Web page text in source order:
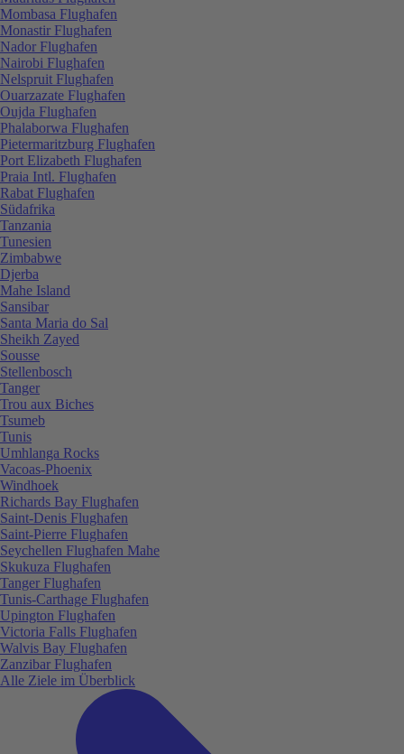
Mombasa Flughafen
Monastir Flughafen
Nador Flughafen
Nairobi Flughafen
Nelspruit Flughafen
Ouarzazate Flughafen
Oujda Flughafen
Phalaborwa Flughafen
Pietermaritzburg Flughafen
Port Elizabeth Flughafen
Praia Intl. Flughafen
Rabat Flughafen
Südafrika
Tanzania
Tunesien
Zimbabwe
Djerba
Mahe Island
Sansibar
Santa Maria do Sal
Sheikh Zayed
Sousse
Stellenbosch
Tanger
Trou aux Biches
Tsumeb
Tunis
Umhlanga Rocks
Vacoas-Phoenix
Windhoek
Richards Bay Flughafen
Saint-Denis Flughafen
Saint-Pierre Flughafen
Seychellen Flughafen Mahe
Skukuza Flughafen
Tanger Flughafen
Tunis-Carthage Flughafen
Upington Flughafen
Victoria Falls Flughafen
Walvis Bay Flughafen
Zanzibar Flughafen
Alle Ziele im Überblick